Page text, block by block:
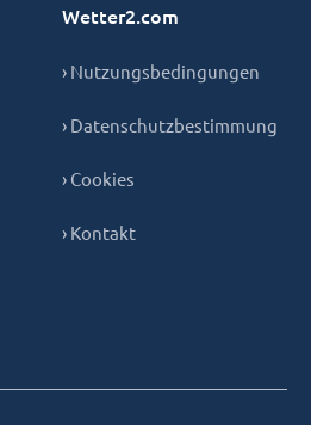
Wetter2.com
› Nutzungsbedingungen
› Datenschutzbestimmung
› Cookies
› Kontakt